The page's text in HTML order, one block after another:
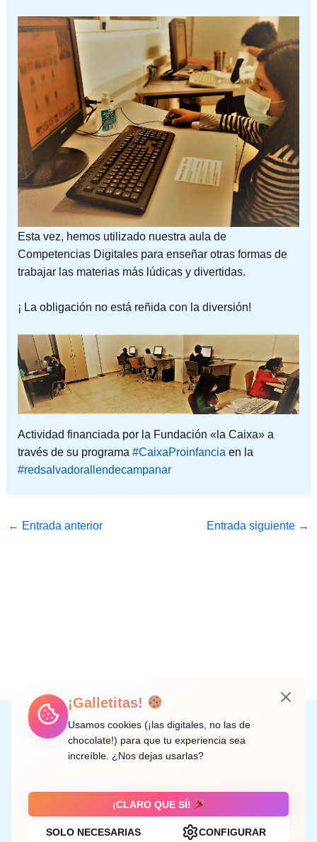
Esta vez, hemos utilizado nuestra aula de
Competencias Digitales para enseñar otras formas de
trabajar las materias más lúdicas y divertidas.
¡ La obligación no está reñida con la diversión!
Actividad financiada por la Fundación «la Caixa» a
través de su programa #CaixaProinfancia en la
#redsalvadorallendecampanar
← Entrada anterior Entrada siguiente →
Instagram
Facebook
X LinkedIn
Correo electrónico
C/ Doctor Rodríguez de la Fuente, 8 València
Aviso legal
¡Galletitas!
Usamos cookies (¡las digitales, no las de
chocolate!) para que tu experiencia sea
increíble. ¿Nos dejas usarlas?
¡CLARO QUE SÍ!
SOLO NECESARIAS CONFIGURAR